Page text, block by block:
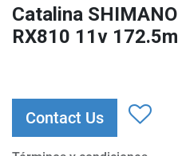
Catalina
RX810 11v
Contact Us